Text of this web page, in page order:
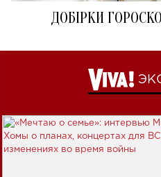
ДОБІРКИ